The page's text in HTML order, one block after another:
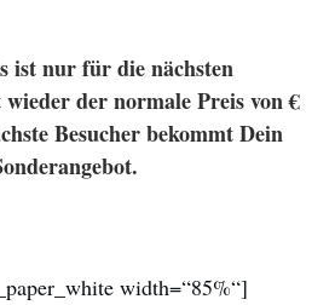
ist nur für die nächsten
der normale Preis von €
Besucher bekommt Dein
width=“85%“]